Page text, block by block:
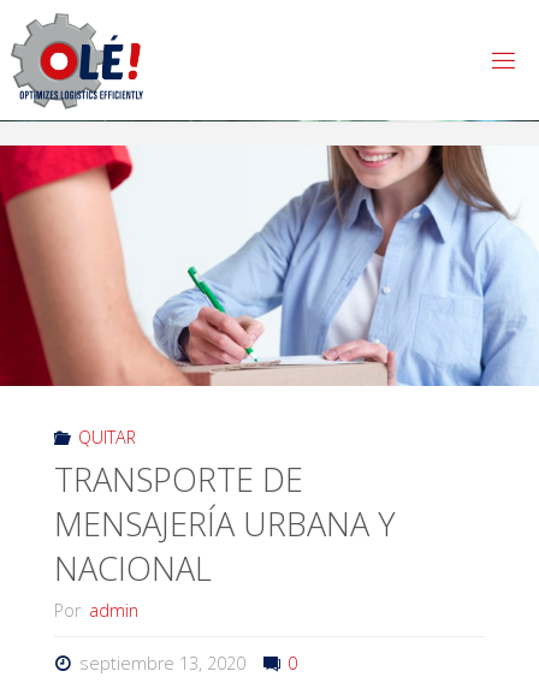
QUITAR
TRANSPORTE DE
MENSAJERÍA URBANA Y
NACIONAL
Por admin
septiembre 13, 2020 0